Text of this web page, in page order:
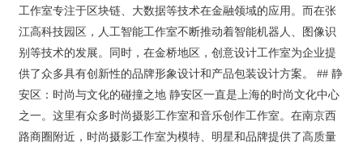
工作室专注于区块链、大数据等技术在金融领域的应用。而在张
江高科技园区，人工智能工作室不断推动着智能机器人、图像识
别等技术的发展。同时，在金桥地区，创意设计工作室为企业提
供了众多具有创新性的品牌形象设计和产品包装设计方案。 ## 静
安区：时尚与文化的碰撞之地 静安区一直是上海的时尚文化中心
之一。这里有众多时尚摄影工作室和音乐创作工作室。在南京西
路商圈附近，时尚摄影工作室为模特、明星和品牌提供了高质量